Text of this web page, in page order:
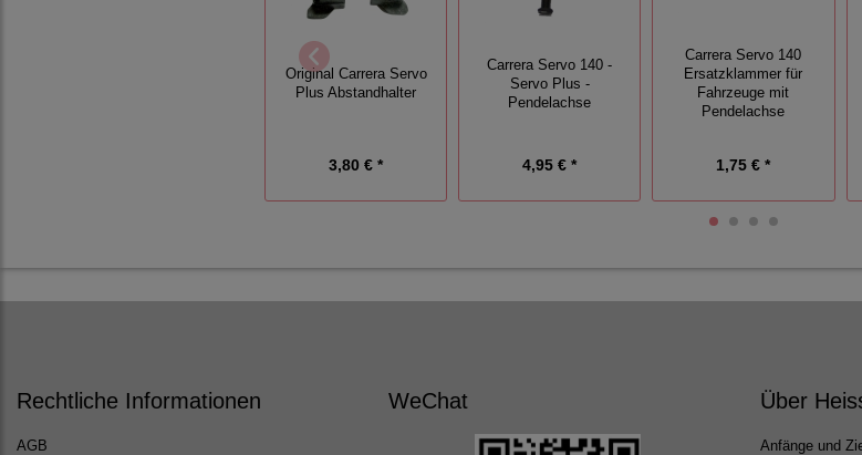
Original Carrera Servo
Plus Abstandhalter
3,80 € *
Carrera Servo 140 -
Servo Plus -
Pendelachse
4,95 € *
Carrera Servo 140
Ersatzklammer für
Fahrzeuge mit
Pendelachse
1,75 € *
Rechtliche Informationen
AGB
WeChat Über
Anfänge und